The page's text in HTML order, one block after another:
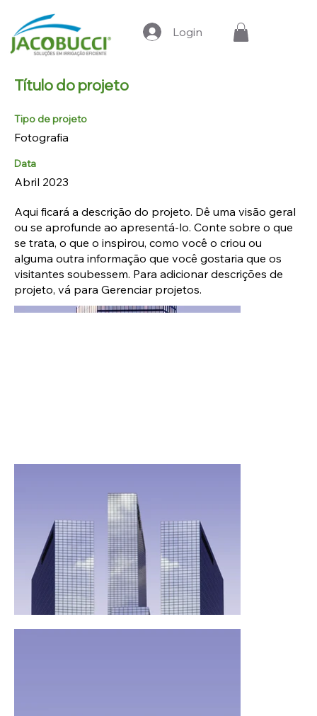
Login
Título do projeto
Tipo de projeto
Fotografia
Data
Abril 2023
Aqui ficará a descrição do projeto. Dê uma visão geral
ou se aprofunde ao apresentá-lo. Conte sobre o que
se trata, o que o inspirou, como você o criou ou
alguma outra informação que você gostaria que os
visitantes soubessem. Para adicionar descrições de
projeto, vá para Gerenciar projetos.